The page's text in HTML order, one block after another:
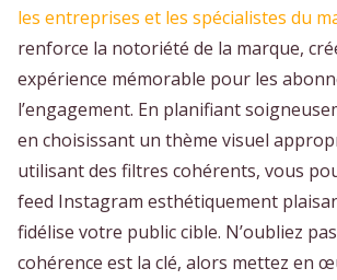
les entreprises et les spécialistes du
renforce la notoriété de la marque,
expérience mémorable pour les
l’engagement. En planifiant
en choisissant un thème visuel
utilisant des filtres cohérents, vous
feed Instagram esthétiquement
fidélise votre public cible. N’oubliez
cohérence est la clé, alors mettez en